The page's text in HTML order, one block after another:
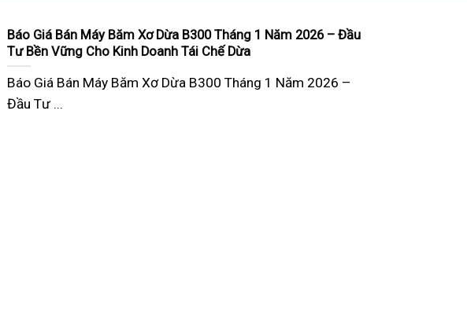
Báo Giá Bán Máy Băm Xơ Dừa B300 Tháng 1 Năm 2026 – Đầu
Tư Bền Vững Cho Kinh Doanh Tái Chế Dừa
Báo Giá Bán Máy Băm Xơ Dừa B300 Tháng 1 Năm 2026 –
Đầu Tư ...